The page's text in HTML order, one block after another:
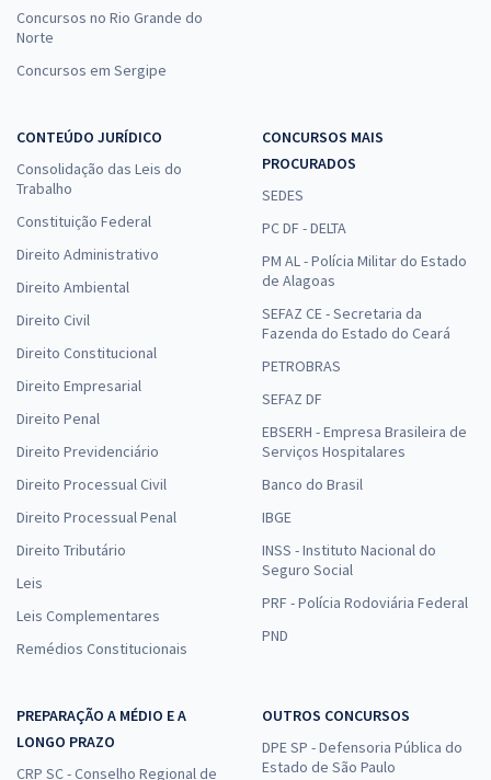
Concursos no Rio Grande do
Norte
Concursos em Sergipe
CONTEÚDO JURÍDICO
Consolidação das Leis do
Trabalho
Constituição Federal
Direito Administrativo
Direito Ambiental
Direito Civil
Direito Constitucional
Direito Empresarial
Direito Penal
Direito Previdenciário
Direito Processual Civil
Direito Processual Penal
Direito Tributário
Leis
Leis Complementares
Remédios Constitucionais
CONCURSOS MAIS
PROCURADOS
SEDES
PC DF - DELTA
PM AL - Polícia Militar do Estado
de Alagoas
SEFAZ CE - Secretaria da
Fazenda do Estado do Ceará
PETROBRAS
SEFAZ DF
EBSERH - Empresa Brasileira de
Serviços Hospitalares
Banco do Brasil
IBGE
INSS - Instituto Nacional do
Seguro Social
PRF - Polícia Rodoviária Federal
PND
PREPARAÇÃO A MÉDIO E A
LONGO PRAZO
CRP SC - Conselho Regional de
OUTROS CONCURSOS
DPE SP - Defensoria Pública do
Estado de São Paulo